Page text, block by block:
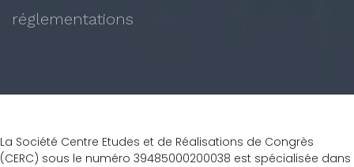
réglementations
La Société Centre Etudes et de Réalisations de Congrès
(CERC) sous le numéro 39485000200038 est spécialisée dans